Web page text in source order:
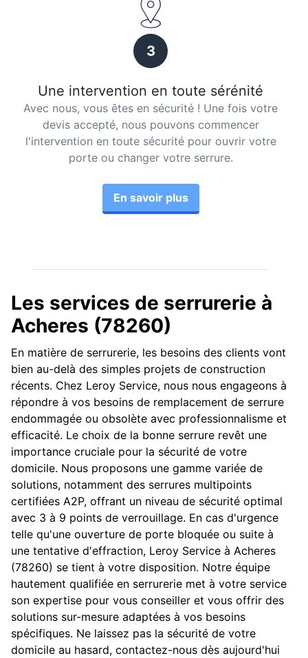
3
Une intervention en toute sérénité
Avec nous, vous êtes en sécurité ! Une fois votre
devis accepté, nous pouvons commencer
l'intervention en toute sécurité pour ouvrir votre
porte ou changer votre serrure.
En savoir plus
Les services de serrurerie à
Acheres (78260)
En matière de serrurerie, les besoins des clients vont
bien au-delà des simples projets de construction
récents. Chez Leroy Service, nous nous engageons à
répondre à vos besoins de remplacement de serrure
endommagée ou obsolète avec professionnalisme et
efficacité. Le choix de la bonne serrure revêt une
importance cruciale pour la sécurité de votre
domicile. Nous proposons une gamme variée de
solutions, notamment des serrures multipoints
certifiées A2P, offrant un niveau de sécurité optimal
avec 3 à 9 points de verrouillage. En cas d'urgence
telle qu'une ouverture de porte bloquée ou suite à
une tentative d'effraction, Leroy Service à Acheres
(78260) se tient à votre disposition. Notre équipe
hautement qualifiée en serrurerie met à votre service
son expertise pour vous conseiller et vous offrir des
solutions sur-mesure adaptées à vos besoins
spécifiques. Ne laissez pas la sécurité de votre
domicile au hasard, contactez-nous dès aujourd'hui